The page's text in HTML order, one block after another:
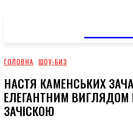
ГОЛОВНА ШОУ-БИЗ
НАСТЯ КАМЕНСЬКИХ
ЕЛЕГАНТНИМ ВИГЛЯДОМ
ЗАЧІСКОЮ